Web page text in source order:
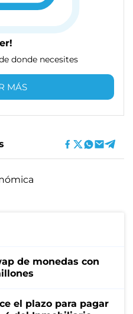
donde necesites
MÁS
de monedas con
el plazo para pagar